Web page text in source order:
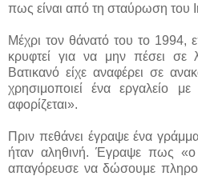
πως είναι από τη σταύρωση του
Μέχρι τον θάνατό του το 1994,
κρυφτεί για να μην πέσει σε
Βατικανό είχε αναφέρει σε
χρησιμοποιεί ένα εργαλείο με
αφορίζεται».
Πριν πεθάνει έγραψε ένα
ήταν αληθινή. Έγραψε πως
απαγόρευσε να δώσουμε